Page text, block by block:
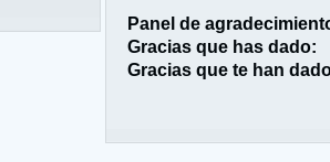
Panel de
Gracias que has dado:
Gracias que te han